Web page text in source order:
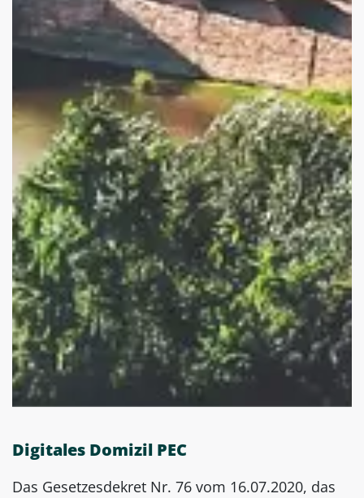
Digitales Domizil PEC
Das Gesetzesdekret Nr. 76 vom 16.07.2020, das